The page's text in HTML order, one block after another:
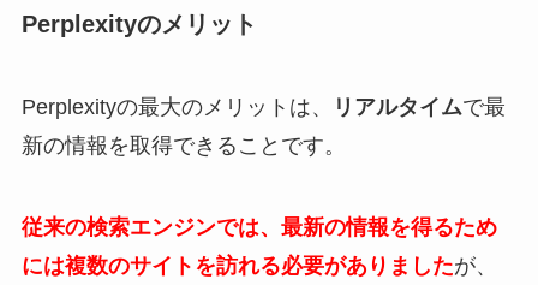
Perplexityのメリット
Perplexityの最大のメリットは、 リアルタイムで最
新の情報を取得できることです。
従来の検索エンジンでは、最新の情報を得るため
には複数のサイトを訪れる必要がありましたが、